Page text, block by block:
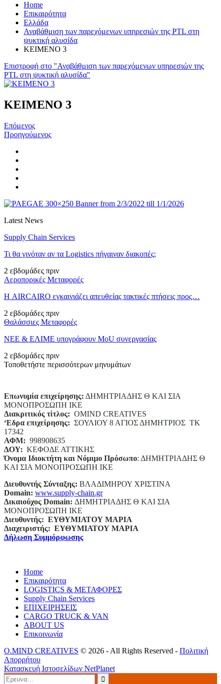
Home
Επικαιρότητα
Ελλάδα
Αναβάθμιση των παρεχόμενων υπηρεσιών της PTL στη
ψυκτική αλυσίδα
KEIMENO 3
Επιστροφή στο "Αναβάθμιση των παρεχόμενων υπηρεσιών της
PTL στη ψυκτική αλυσίδα"
KEIMENO 3
Επόμενος
Προηγούμενος
Latest News
Supply Chain Services
Τι θα γινόταν αν τα Logistics πήγαιναν διακοπές;
2 εβδομάδες πριν
Αεροπορικές Μεταφορές
Η AIRCAIRO εγκαινιάζει απευθείας τακτικές πτήσεις προς…
2 εβδομάδες πριν
Θαλάσσιες Μεταφορές
ΝΕΕ & ΕΛΙΜΕ υπογράφουν MoU συνεργασίας
2 εβδομάδες πριν
Τοποθετήστε περισσότερων μηνυμάτων
Επωνυμία επιχείρησης: ΔΗΜΗΤΡΙΑΔΗΣ Θ ΚΑΙ ΣΙΑ
ΜΟΝΟΠΡΟΣΩΠΗ ΙΚΕ
Διακριτικός τίτλος: ΟΜΙΝD CREATIVES
‘Eδρα επιχείρησης: ΣΟΥΛΙΟΥ 8 ΑΓΙΟΣ ΔΗΜΗΤΡΙΟΣ ΤΚ
17342
ΑΦΜ: 998908635
ΔΟΥ: ΚΕΦΟΔΕ ΑΤΤΙΚΗΣ
Όνομα Ιδιοκτήτη και Νόμιμο Πρόσωπο: ΔΗΜΗΤΡΙΑΔΗΣ Θ
ΚΑΙ ΣΙΑ ΜΟΝΟΠΡΟΣΩΠΗ ΙΚΕ
Διευθυντής Σύνταξης: ΒΛΑΔΙΜΗΡΟΥ ΧΡΙΣΤΙΝΑ
Domain: www.supply-chain.gr
Δικαιούχος Domain: ΔΗΜΗΤΡΙΑΔΗΣ Θ ΚΑΙ ΣΙΑ
ΜΟΝΟΠΡΟΣΩΠΗ ΙΚΕ
Διευθυντής: ΕΥΘΥΜΙΑΤΟΥ ΜΑΡΙΑ
Διαχειριστής: ΕΥΘΥΜΙΑΤΟΥ ΜΑΡΙΑ
Δήλωση Συμμόρφωσης
Home
Επικαιρότητα
LOGISTICS & ΜΕΤΑΦΟΡΕΣ
Supply Chain Services
ΕΠΙΧΕΙΡΗΣΕΙΣ
CARGO TRUCK & VAN
ABOUT US
Επικοινωνία
O.MIND CREATIVES © 2026 - All Rights Reserved - Πολιτική
Απορρήτου
Κατασκευή Ιστοσελίδων NetPlanet